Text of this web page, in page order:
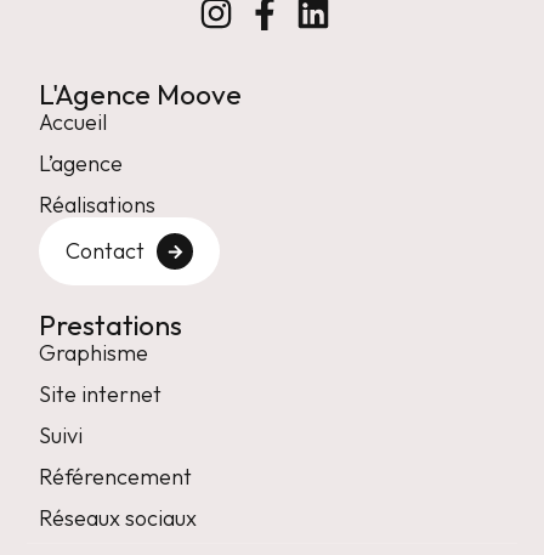
L'Agence Moove
Accueil
L’agence
Réalisations
Contact
Prestations
Graphisme
Site internet
Suivi
Référencement
Réseaux sociaux